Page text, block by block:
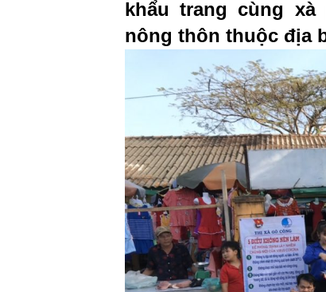
khẩu trang cùng
nông thôn thuộc địa